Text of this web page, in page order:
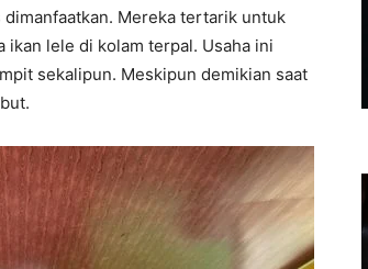
Mereka tertarik untuk
ikan lele di kolam terpal. Usaha ini
sekalipun. Meskipun demikian saat